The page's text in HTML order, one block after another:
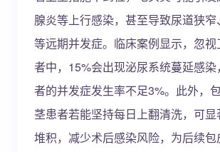
腺炎等上行感染，甚至导致尿道狭
等远期并发症。临床案例显示，忽
者中，15%会出现泌尿系统蔓延感
者的并发症发生率不足3%。此外，
茎患者若能坚持每日上翻清洗，可
堆积，减少术后感染风险，为后续